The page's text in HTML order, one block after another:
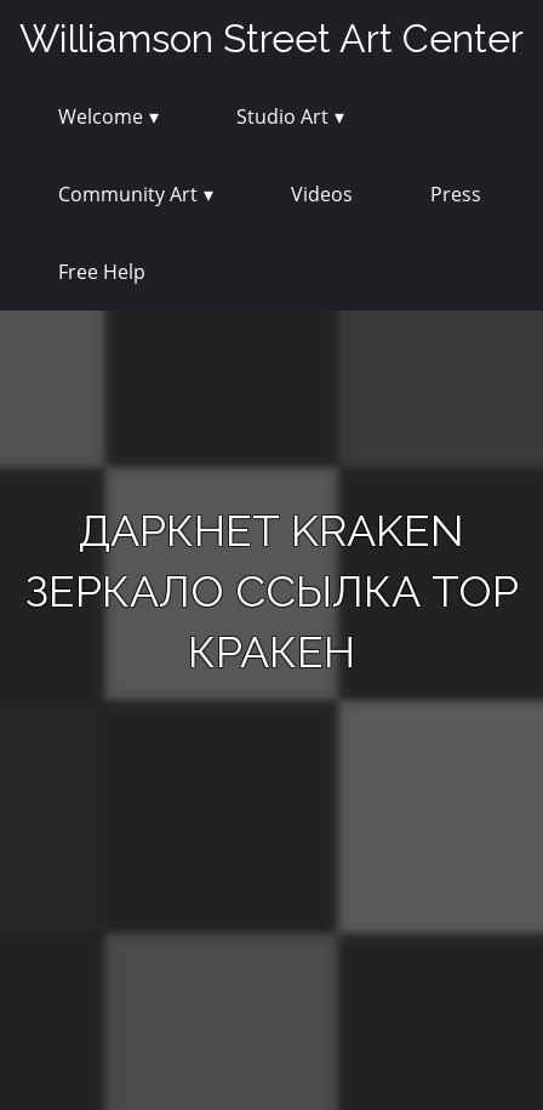
Williamson Street Art Center
Welcome Studio Art
Community Art Videos Press
Free Help
ДАРКНЕТ KRAKEN
ЗЕРКАЛО ССЫЛКА ТОР
КРАКЕН